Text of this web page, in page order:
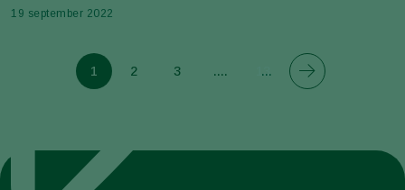
19 september 2022
1 2 3 .... 13